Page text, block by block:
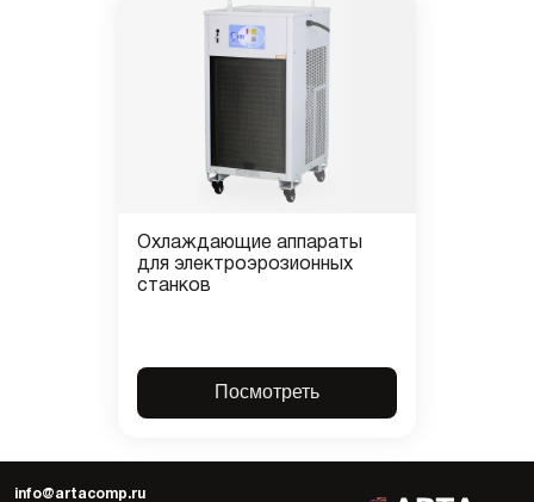
Охлаждающие аппараты
для электроэрозионных
станков
Посмотреть
info@artacomp.ru